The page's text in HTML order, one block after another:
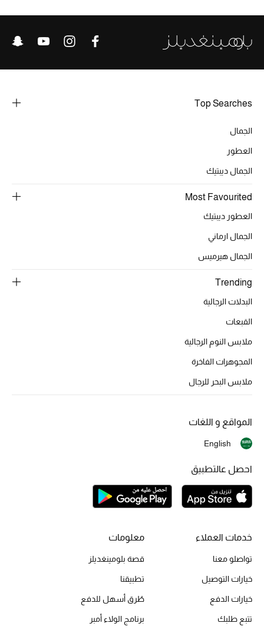
ركن الفخامة
جميع الإكسسورات النسائية
موضة نسائية
الموسم الجديد
دليل ملتزمات الحقائب
حقائب رجالية
أبرز المصممين
أبرز الحقائب
أحذية النسائية
Top Searches
الجمال
العطور
الجمال ديبتيك
Most Favourited
العطور ديبتيك
الجمال ارماني
الجمال هيرميس
Trending
البدلات الرجالية
القبعات
ملابس النوم الرجالية
المجوهرات الفاخرة
ملابس البحر للرجال
خدمات العملاء
تواصلو معنا
خيارات التوصيل
خيارات الدفع
تتبع طلبك
معلومات
قصة بلومينغديلز
تطبيقنا
طُرق أسهل للدفع
برنامج الولاء أمبر
المواقع و اللغات
English
احصل عالتطبيق